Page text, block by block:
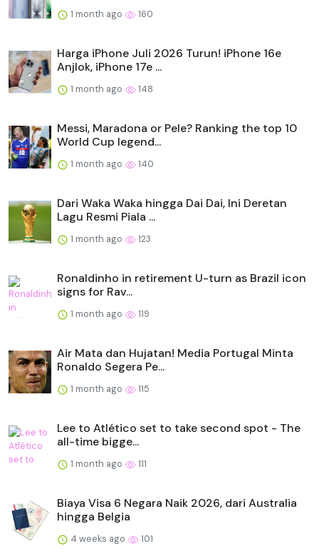
1 month ago 160
Harga iPhone Juli 2026 Turun! iPhone 16e
Anjlok, iPhone 17e ...
1 month ago 148
Messi, Maradona or Pele? Ranking the top 10
World Cup legend...
1 month ago 140
Dari Waka Waka hingga Dai Dai, Ini Deretan
Lagu Resmi Piala ...
1 month ago 123
Ronaldinho in retirement U-turn as Brazil icon
signs for Rav...
1 month ago 119
Air Mata dan Hujatan! Media Portugal Minta
Ronaldo Segera Pe...
1 month ago 115
Lee to Atlético set to take second spot - The
all-time bigge...
1 month ago 111
Biaya Visa 6 Negara Naik 2026, dari Australia
hingga Belgia
4 weeks ago 101